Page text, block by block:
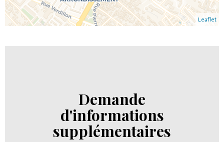
Leaflet
Demande
d'informations
supplémentaires